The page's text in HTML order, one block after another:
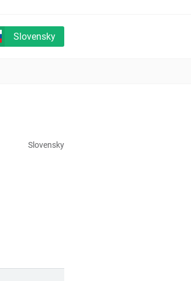
Slovensky
Slovensky